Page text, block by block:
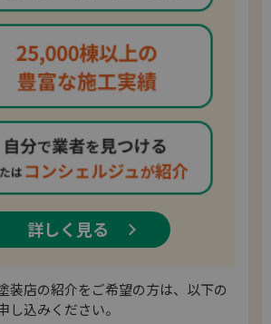
詳しく見る
装店の紹介をご希望の方は、以下の
し込みください。